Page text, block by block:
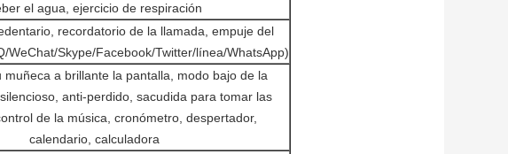
el agua, ejercicio de respiración
recordatorio de la llamada, empuje del
WeChat/Skype/Facebook/Twitter/línea/WhatsApp)
muñeca a brillante la pantalla, modo bajo de la
anti-perdido, sacudida para tomar las
de la música, cronómetro, despertador,
calendario, calculadora